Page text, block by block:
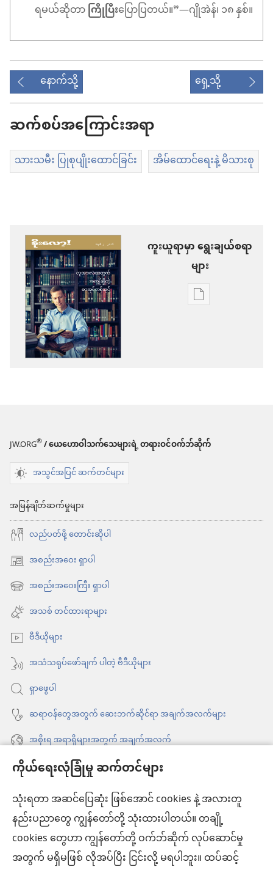
ကိုယ်ရေးလုံခြုံမှု ဆက်တင်များ
သုံးရတာ အဆင်ပြေဆုံး ဖြစ်အောင် cookies နဲ့ အလားတူ
နည်းပညာတွေ ကျွန်တော်တို့ သုံးထားပါတယ်။ တချို့
cookies တွေဟာ ကျွန်တော်တို့ ဝက်ဘ်ဆိုက် လုပ်ဆောင်မှု
အတွက် မရှိမဖြစ် လိုအပ်ပြီး ငြင်းလို့ မရပါဘူး။ ထပ်ဆင့်
ရမယ်ဆိုတာကြိုပြီးပြောပြတယ်။”—ဂျိုအဲန်၊ ၁၈ နှစ်။
နောက်သို့ ရှေ့သို့
ဆက်စပ်အကြောင်းအရာ
သားသမီး ပြုစုပျိုးထောင်ခြင်း အိမ်ထောင်ရေးနဲ့ မိသားစု
ကူးယူရာမှာ ရွေးချယ်စရာ
များ
စာပေ
များ
လုံး
JW.ORG®/ ယေဟောဝါသက်သေများရဲ့ တရားဝင်ဝက်ဘ်ဆိုက်
အသွင်အပြင် ဆက်တင်များ
အမြန်ချိတ်ဆက်မှုများ
လည်ပတ်ဖို့ တောင်းဆိုပါ
အစည်းအဝေး ရှာပါ
(window
အသစ်
င့်
နေ
ပါ
တယ်)
အစည်းအဝေးကြီး ရှာပါ
(window
အသစ်
င့်
နေ
ပါ
တယ်)
အသစ် တင်ထားရာများ
ဗီဒီယိုများ
အသံသရုပ်ဖော်ချက် ပါတဲ့ ဗီဒီယိုများ
ရှာဖွေပါ
ဆရာဝန်တွေအတွက် ဆေးဘက်ဆိုင်ရာ အချက်အလက်များ
အစိုးရ အရာရှိများအတွက် အချက်အလက်
အကူအညီ
အလှူငွေ
(window
အသစ်
ဖွ
င့်
ကင်းမျှော်စင် အွန်လိုင်းစာကြည့်တိုက်™
(window
အသစ်
®